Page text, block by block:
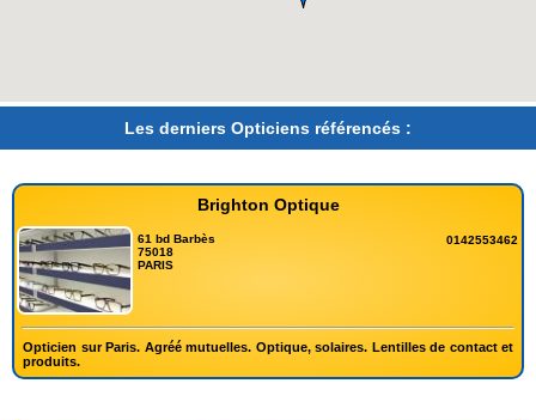
Les derniers Opticiens référencés :
Brighton Optique
61 bd Barbès
75018
PARIS
0142553462
Opticien sur Paris. Agréé mutuelles. Optique, solaires. Lentilles de contact et
produits.